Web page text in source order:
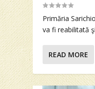
Primăria
va fi reabilitată
READ MORE